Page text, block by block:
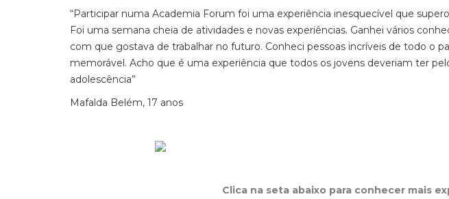
“Participar numa Academia Forum foi uma experiência inesquecível que
Foi uma semana cheia de atividades e novas experiências. Ganhei vários
com que gostava de trabalhar no futuro. Conheci pessoas incríveis de todo o
memorável. Acho que é uma experiência que todos os jovens deveriam ter
adolescência”
Mafalda Belém, 17 anos
Clica na seta abaixo para conhecer mais